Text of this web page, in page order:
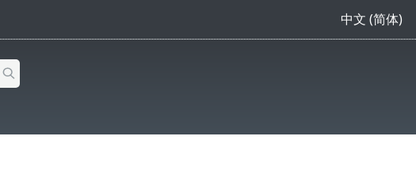
中文 (简体)